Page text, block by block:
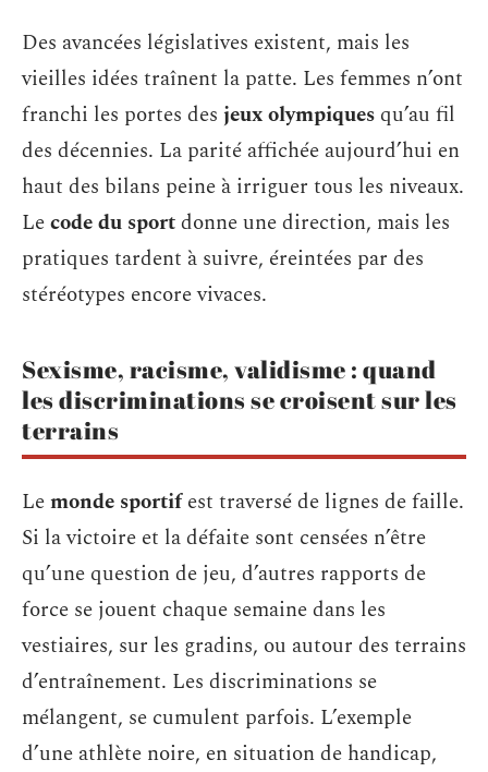
Des avancées législatives existent, mais les
vieilles idées traînent la patte. Les femmes n’ont
franchi les portes des jeux olympiques qu’au fil
des décennies. La parité affichée aujourd’hui en
haut des bilans peine à irriguer tous les niveaux.
Lecode du sportdonne une direction, mais les
pratiques tardent à suivre, éreintées par des
stéréotypes encore vivaces.
Sexisme, racisme, validisme : quand
les discriminations se croisent sur les
terrains
Lemonde sportifest traversé de lignes de faille.
Si la victoire et la défaite sont censées n’être
qu’une question de jeu, d’autres rapports de
force se jouent chaque semaine dans les
vestiaires, sur les gradins, ou autour des terrains
d’entraînement. Les discriminations se
mélangent, se cumulent parfois. L’exemple
d’une athlète noire, en situation de handicap,